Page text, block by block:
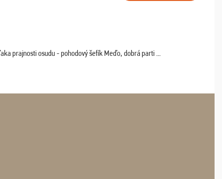
prajnosti osudu - pohodový šefík Meďo, dobrá parti ...